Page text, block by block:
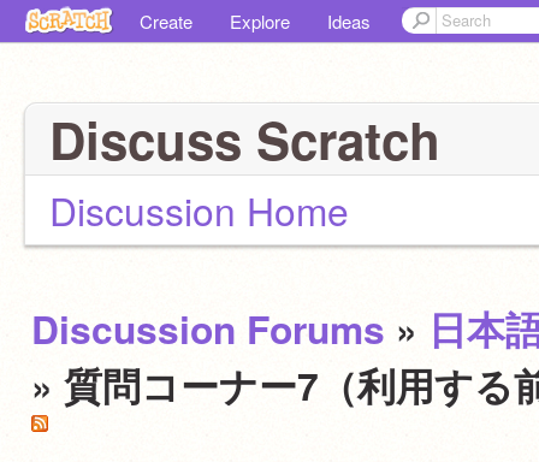
Create Explore Ideas
Discuss Scratch
Discussion Home
Discussion Forums » 日本
» 質問コーナー7（利用する